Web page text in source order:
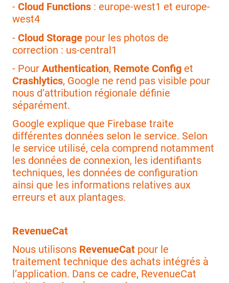
- Cloud Functions : europe-west1 et europe-
west4
- Cloud Storage pour les photos de
correction : us-central1
- Pour Authentication, Remote Config et
Crashlytics, Google ne rend pas visible pour
nous d’attribution régionale définie
séparément.
Google explique que Firebase traite
différentes données selon le service. Selon
le service utilisé, cela comprend notamment
les données de connexion, les identifiants
techniques, les données de configuration
ainsi que les informations relatives aux
erreurs et aux plantages.
RevenueCat
Nous utilisons RevenueCat pour le
traitement technique des achats intégrés à
l’application. Dans ce cadre, RevenueCat